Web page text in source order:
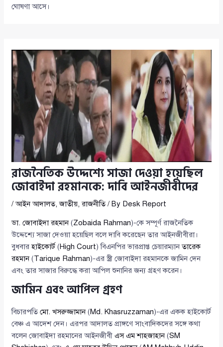
ঘোষণা আসে।
রাজনৈতিক উদ্দেশ্যে সাজা দেওয়া হয়েছিল
জোবাইদা রহমানকে: দাবি আইনজীবীদের
/আইন আদালত,জাতীয়,রাজনীতি/ By Desk Report
ডা. জোবাইদা রহমান(Zobaida Rahman)-কে সম্পূর্ণ রাজনৈতিক
উদ্দেশ্যে সাজা দেওয়া হয়েছিল বলে দাবি করেছেন তার আইনজীবীরা।
বুধবারহাইকোর্ট (High Court) বিএনপির ভারপ্রাপ্ত চেয়ারম্যানতারেক
রহমান(Tarique Rahman)-এর স্ত্রী জোবাইদা রহমানকে জামিন দেন
এবং তার সাজার বিরুদ্ধে করা আপিল শুনানির জন্য গ্রহণ করেন।
জামিন এবং আপিল গ্রহণ
বিচারপতিমো. খসরুজ্জামান(Md. Khasruzzaman)-এর একক হাইকোর্ট
বেঞ্চ এ আদেশ দেন। এরপর আদালত প্রাঙ্গণে সাংবাদিকদের সঙ্গে কথা
বলেন জোবাইদা রহমানের আইনজীবীএস এম শাহজাহান(SM